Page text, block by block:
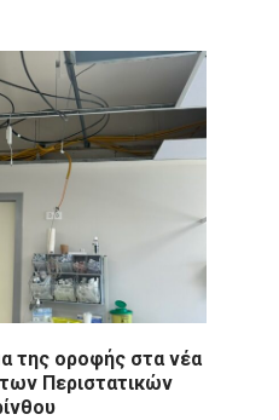
της οροφής στα νέα
Περιστατικών